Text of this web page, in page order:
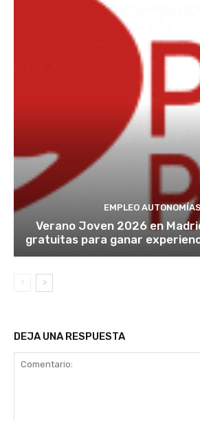
EMPLEO AUTONOMÍAS
Verano Joven 2026 en
gratuitas para ganar
DEJA UNA RESPUESTA